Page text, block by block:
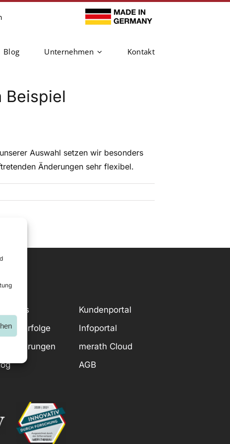
Blog Unternehmen Kontakt
Beispiel
Auswahl setzen wir besonders
Änderungen sehr flexibel.
uns
Kundenportal
Infoportal
merath Cloud
AGB